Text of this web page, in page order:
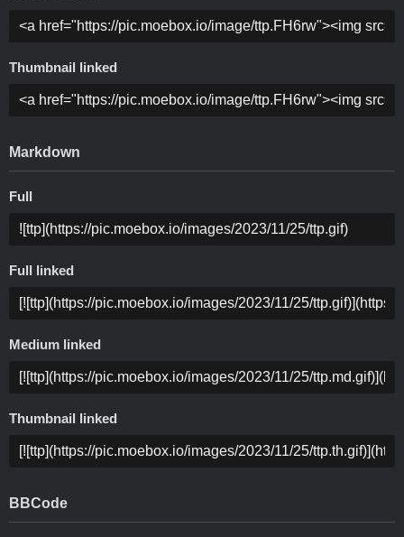
Thumbnail linked
Markdown
Full
Full linked
Medium linked
Thumbnail linked
BBCode